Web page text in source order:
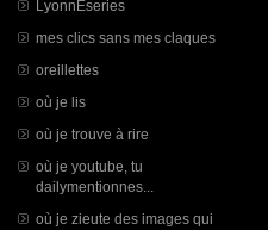
LyonnÈseries
mes clics sans mes claques
oreillettes
où je lis
où je trouve à rire
où je youtube, tu
dailymentionnes...
où je zieute des images qui